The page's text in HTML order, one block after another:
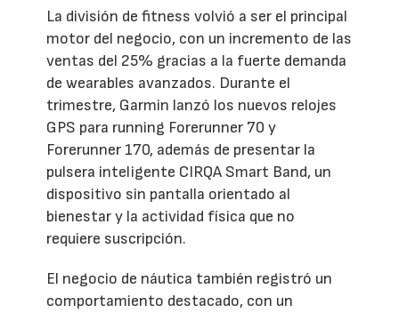
La división de fitness volvió a ser el principal
motor del negocio, con un incremento de las
ventas del 25% gracias a la fuerte demanda
de wearables avanzados. Durante el
trimestre, Garmin lanzó los nuevos relojes
GPS para running Forerunner 70 y
Forerunner 170, además de presentar la
pulsera inteligente CIRQA Smart Band, un
dispositivo sin pantalla orientado al
bienestar y la actividad física que no
requiere suscripción.
El negocio de náutica también registró un
comportamiento destacado, con un